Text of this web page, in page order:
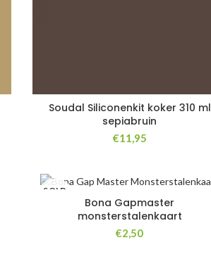
Soudal Siliconenkit koker 310 ml
sepiabruin
€11,95
SOLD
Bona Gapmaster
monsterstalenkaart
€2,50